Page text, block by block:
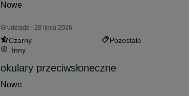
Nowe
Grudziądz - 28 lipca 2026
Czarny
Pozostałe
Inny
okulary przeciwsłoneczne
Nowe